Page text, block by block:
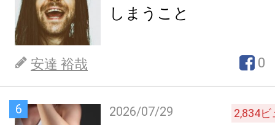
しまうこと
安達 裕哉 0
6 2026/07/29 2,834ビ